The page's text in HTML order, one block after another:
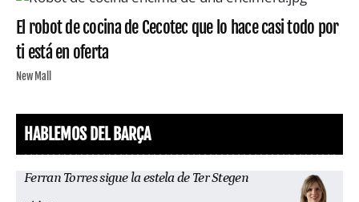
El robot de cocina de Cecotec que lo hace casi todo por
ti está en oferta
New Mall
HABLEMOS DEL BARÇA
Ferran Torres sigue la estela de Ter Stegen